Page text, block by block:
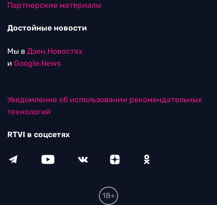
Партнерские материалы
Достойные новости
Мы в Дзен.Новостях
и Google.News
Уведомление об использовании рекомендательных
технологий
RTVI в соцсетях
18+